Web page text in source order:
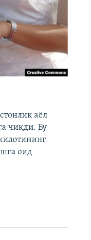
аёл
чиқди. Бу
оид